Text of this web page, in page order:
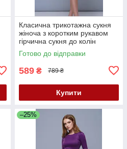
Класична трикотажна сукня
жіноча з коротким рукавом
гірчична сукня до колін
однотонна 52 розмір
Готово до відправки
589 ₴ 789 ₴
Купити
–25%